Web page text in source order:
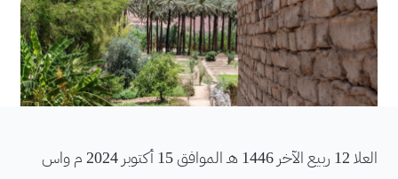
العلا 12 ربيع الآخر 1446 هـ الموافق 15 أكتوبر 2024 م واس